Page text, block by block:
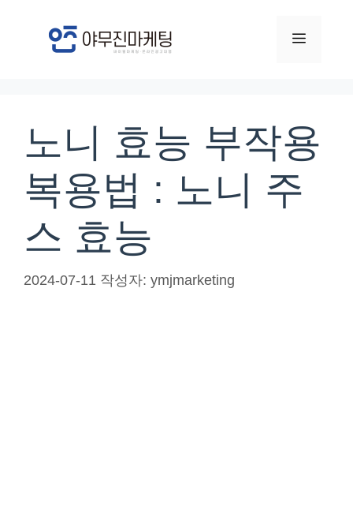
메
노니 효능 부작용
복용법 : 노니 주
스 효능
2024-07-11 작성자: ymjmarketing